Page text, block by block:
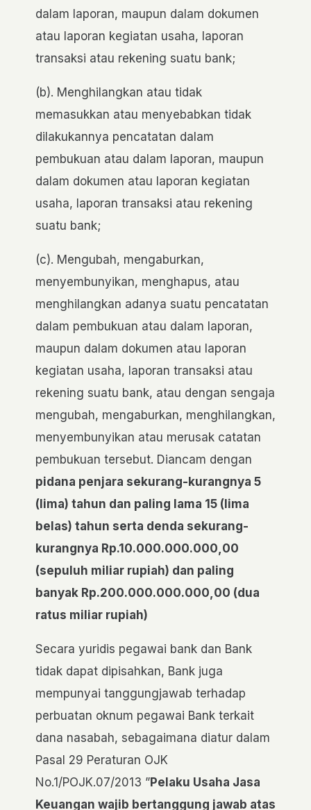
dalam laporan, maupun dalam dokumen
atau laporan kegiatan usaha, laporan
transaksi atau rekening suatu bank;
(b). Menghilangkan atau tidak
memasukkan atau menyebabkan tidak
dilakukannya pencatatan dalam
pembukuan atau dalam laporan, maupun
dalam dokumen atau laporan kegiatan
usaha, laporan transaksi atau rekening
suatu bank;
(c). Mengubah, mengaburkan,
menyembunyikan, menghapus, atau
menghilangkan adanya suatu pencatatan
dalam pembukuan atau dalam laporan,
maupun dalam dokumen atau laporan
kegiatan usaha, laporan transaksi atau
rekening suatu bank, atau dengan sengaja
mengubah, mengaburkan, menghilangkan,
menyembunyikan atau merusak catatan
pembukuan tersebut. Diancam dengan
pidana penjara sekurang-kurangnya 5
(lima) tahun dan paling lama 15 (lima
belas) tahun serta denda sekurang-
kurangnya Rp.10.000.000.000,00
(sepuluh miliar rupiah) dan paling
banyak Rp.200.000.000.000,00 (dua
ratus miliar rupiah)
Secara yuridis pegawai bank dan Bank
tidak dapat dipisahkan, Bank juga
mempunyai tanggungjawab terhadap
perbuatan oknum pegawai Bank terkait
dana nasabah, sebagaimana diatur dalam
Pasal 29 Peraturan OJK
No.1/POJK.07/2013 ”Pelaku Usaha Jasa
Keuangan wajib bertanggung jawab atas